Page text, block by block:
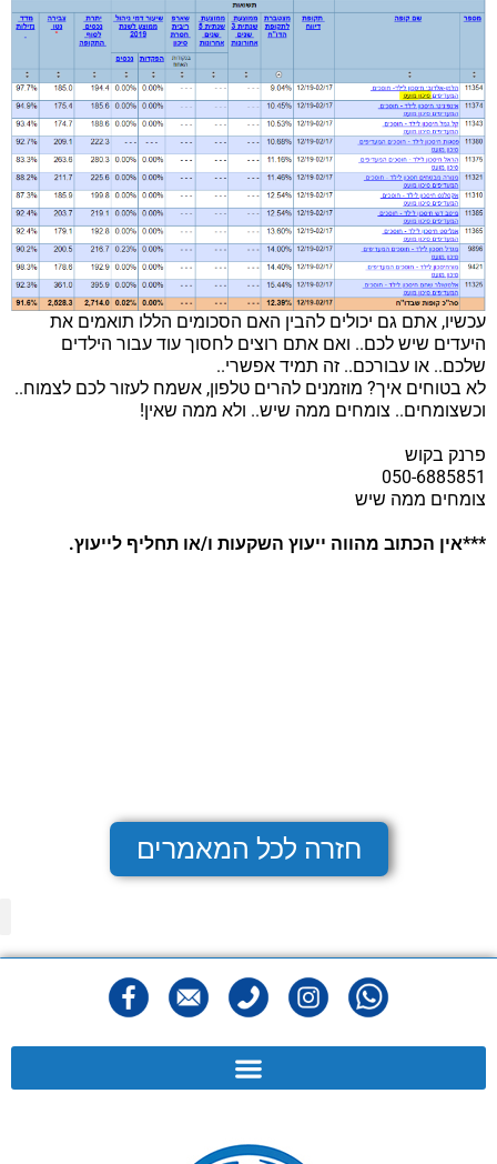
עכשיו, אתם גם יכולים להבין האם הסכומים הללו תואמים את
היעדים שיש לכם.. ואם אתם רוצים לחסוך עוד עבור הילדים
שלכם.. או עבורכם.. זה תמיד אפשרי..
לא בטוחים איך? מוזמנים להרים טלפון, אשמח לעזור לכם לצמוח..
וכשצומחים.. צומחים ממה שיש.. ולא ממה שאין!
פרנק בקוש
050-6885851
צומחים ממה שיש
***אין הכתוב מהווה ייעוץ השקעות ו/או תחליף לייעוץ.
חזרה לכל המאמרים